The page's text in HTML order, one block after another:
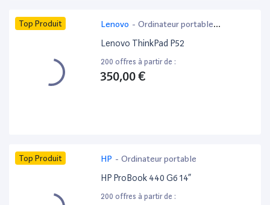
Top Produit Lenovo - Ordinateur portable
bureautique
Lenovo ThinkPad P52
200 offres à partir de :
350,00 €
Top Produit HP - Ordinateur portable
HP ProBook 440 G6 14”
200 offres à partir de :